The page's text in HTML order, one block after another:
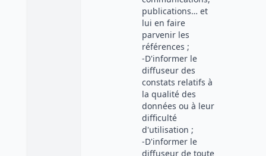
publications… et
lui en faire
parvenir les
références ;
-D'informer le
diffuseur des
constats relatifs à
la qualité des
données ou à leur
difficulté
d'utilisation ;
-D'informer le
diffuseur de toute